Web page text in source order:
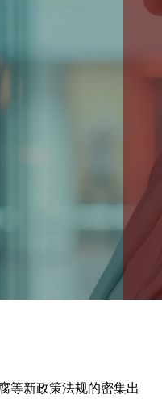
等新政策法规的密集出